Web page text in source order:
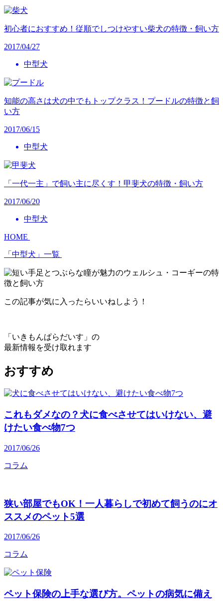
初心者におすすめ！従順でしつけやすい柴犬の特徴・飼い方
2017/04/27
中型犬
知能の高さは犬の中でもトップクラス！プードルの特徴と飼
い方
2017/06/15
中型犬
「一代一主」で飼い主に尽くす！甲斐犬の特徴・飼い方
2017/06/20
中型犬
HOME
「中型犬」一覧
この記事が気に入ったらいいねしよう！
「いきもんぱらだいす」の
最新情報を受け取れます
おすすめ
これもダメなの？犬に食べさせてはいけない、避
けたい食べ物7つ
2017/06/26
コラム
狭い部屋でもOK！一人暮らしで初めて飼うのにオ
ススメのペット5選
2017/06/26
コラム
ペット保険の上手な選び方。ペットの病気に備え